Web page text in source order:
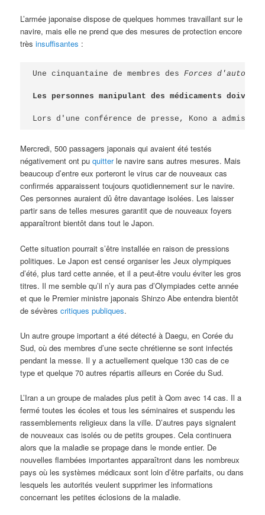
L’armée japonaise dispose de quelques hommes travaillant sur le
navire, mais elle ne prend que des mesures de protection encore
trèsinsuffisantes :
Une cinquantaine de membres des Forces
Les personnes manipulant des médicaments
Lors d'une conférence de presse, Kono a admis
Mercredi, 500 passagers japonais qui avaient été testés
négativement ont puquitterle navire sans autres mesures. Mais
beaucoup d’entre eux porteront le virus car de nouveaux cas
confirmés apparaissent toujours quotidiennement sur le navire.
Ces personnes auraient dû être davantage isolées. Les laisser
partir sans de telles mesures garantit que de nouveaux foyers
apparaîtront bientôt dans tout le Japon.
Cette situation pourrait s’être installée en raison de pressions
politiques. Le Japon est censé organiser les Jeux olympiques
d’été, plus tard cette année, et il a peut-être voulu éviter les gros
titres. Il me semble qu’il n’y aura pas d’Olympiades cette année
et que le Premier ministre japonais Shinzo Abe entendra bientôt
de sévèrescritiques publiques.
Un autre groupe important a été détecté à Daegu, en Corée du
Sud, où des membres d’une secte chrétienne se sont infectés
pendant la messe. Il y a actuellement quelque 130 cas de ce
type et quelque 70 autres répartis ailleurs en Corée du Sud.
L’Iran a un groupe de malades plus petit à Qom avec 14 cas. Il a
fermé toutes les écoles et tous les séminaires et suspendu les
rassemblements religieux dans la ville. D’autres pays signalent
de nouveaux cas isolés ou de petits groupes. Cela continuera
alors que la maladie se propage dans le monde entier. De
nouvelles flambées importantes apparaîtront dans les nombreux
pays où les systèmes médicaux sont loin d’être parfaits, ou dans
lesquels les autorités veulent supprimer les informations
concernant les petites éclosions de la maladie.